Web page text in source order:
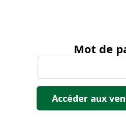
Mot de